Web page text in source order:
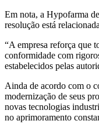
Em nota, a Hypofarma
resolução está
“A empresa reforça que
conformidade com
estabelecidos pelas
Ainda de acordo com o
modernização de seus
novas tecnologias
no aprimoramento